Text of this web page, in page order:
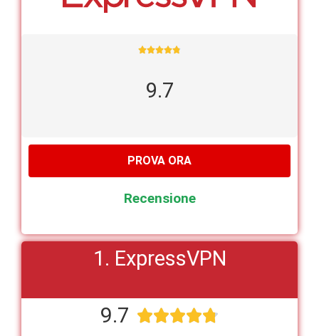

9.7
PROVA ORA
Recensione
1. ExpressVPN
9.7 